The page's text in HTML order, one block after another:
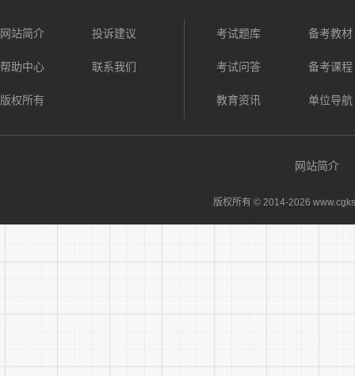
网站简介 投诉建议
帮助中心 联系我们
版权所有
考试题库 备考教材
考试问答 备考课程
教育资讯 单位导航
网站简介
版权所有 © 2014-2026